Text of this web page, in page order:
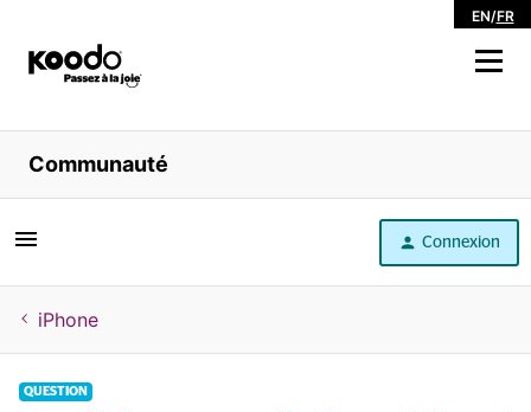
EN/FR
Magasiner
Libre service
Aide
Communauté
Connexion
iPhone
QUESTION